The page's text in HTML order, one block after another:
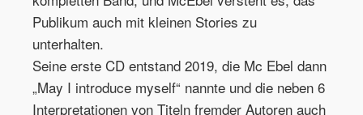
Publikum auch mit kleinen Stories zu
unterhalten.
Seine erste CD entstand 2019, die Mc Ebel dann
„May I introduce myself“ nannte und die neben 6
Interpretationen von Titeln fremder Autoren auch